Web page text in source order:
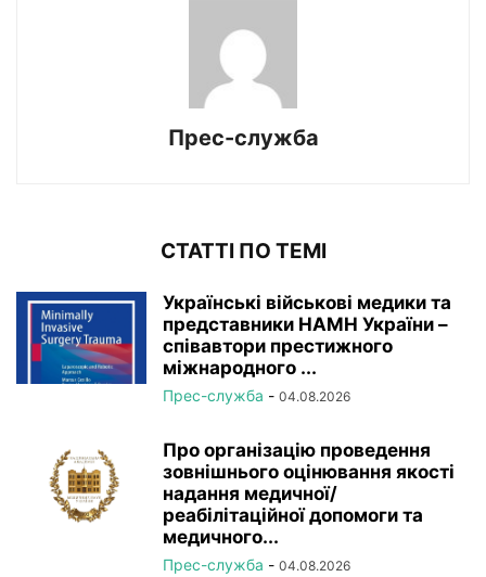
Прес-служба
СТАТТІ ПО ТЕМІ
Українські військові медики та
представники НАМН України –
співавтори престижного
міжнародного ...
Прес-служба - 04.08.2026
Про організацію проведення
зовнішнього оцінювання якості
надання медичної/
реабілітаційної допомоги та
медичного...
Прес-служба - 04.08.2026